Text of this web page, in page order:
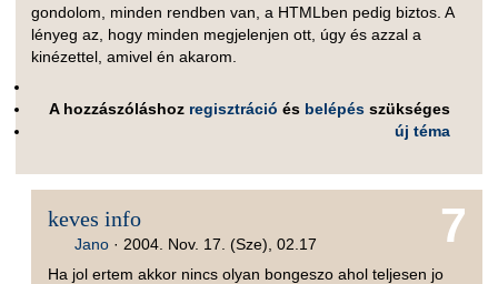
gondolom, minden rendben van, a HTMLben pedig biztos. A
lényeg az, hogy minden megjelenjen ott, úgy és azzal a
kinézettel, amivel én akarom.
A hozzászóláshoz regisztráció és belépés szükséges
új téma
7
keves info
Jano· 2004. Nov. 17. (Sze), 02.17
Ha jol ertem akkor nincs olyan bongeszo ahol teljesen jo